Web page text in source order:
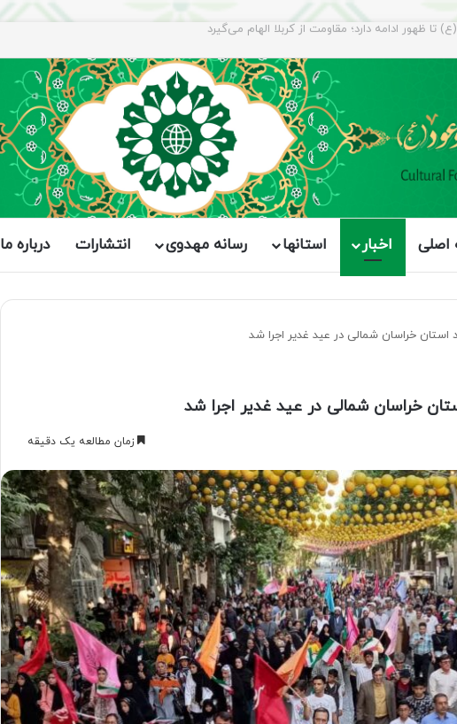
ظهور
اخبار استانها رسانه مهدوی انتشارات درباره ما
استان خراسان شمالی در عید غدیر اجرا شد
خراسان شمالی در عید غدیر اجرا شد
زمان مطالعه یک دقیقه